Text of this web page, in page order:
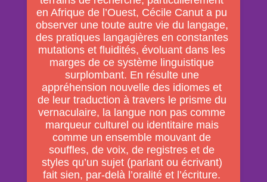
en Afrique de l’Ouest, Cécile Canut a pu
observer une toute autre vie du langage,
des pratiques langagières en constantes
mutations et fluidités, évoluant dans les
marges de ce système linguistique
surplombant. En résulte une
appréhension nouvelle des idiomes et
de leur traduction à travers le prisme du
vernaculaire, la langue non pas comme
marqueur culturel ou identitaire mais
comme un ensemble mouvant de
souffles, de voix, de registres et de
styles qu’un sujet (parlant ou écrivant)
fait sien, par-delà l’oralité et l’écriture.